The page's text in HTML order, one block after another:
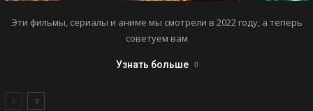
Эти фильмы, сериалы и аниме мы смотрели в 2022 году, а теперь
советуем вам
Узнать больше